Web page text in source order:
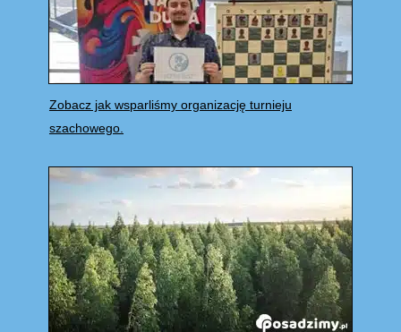
Zobacz jak wsparliśmy organizację turnieju
szachowego.